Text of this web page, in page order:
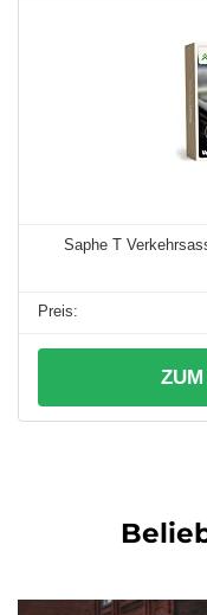
Saphe T